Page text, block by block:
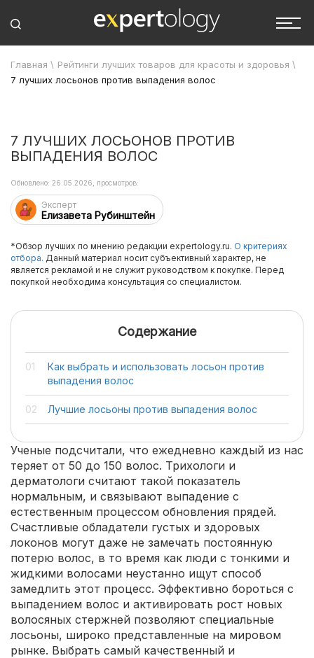
Главная \ Рейтинги лучших товаров для красоты и здоровья \
7 лучших лосьонов против выпадения волос
7 ЛУЧШИХ ЛОСЬОНОВ ПРОТИВ
ВЫПАДЕНИЯ ВОЛОС
Эксперт
Елизавета Рубинштейн
Обновлено: 26.05.2026, просмотров:
*Обзор лучших по мнению редакции expertology.ru. О критериях
отбора. Данный материал носит субъективный характер, не
является рекламой и не служит руководством к покупке. Перед
покупкой необходима консультация со специалистом.
Содержание
Как выбрать и использовать лосьон против
выпадения волос
Лучшие лосьоны против выпадения волос
Ученые подсчитали, что ежедневно каждый из нас
теряет от 50 до 150 волос. Трихологи и
дерматологи считают такой показатель
нормальным, и связывают выпадение с
естественным процессом обновления прядей.
Счастливые обладатели густых и здоровых
локонов могут даже не замечать постоянную
потерю волос, в то время как люди с тонкими и
жидкими волосами неустанно ищут способ
замедлить этот процесс. Эффективно бороться с
выпадением волос и активировать рост новых
волосяных стержней позволяют специальные
лосьоны, широко представленные на мировом
рынке. Выбрать самый качественный и